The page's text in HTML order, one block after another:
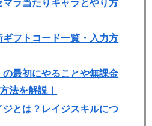
マラ当たりキャラとやり方
ギフトコード一覧・入力方
の最初にやることや無課金
法を解説！
ジとは？レイジスキルにつ